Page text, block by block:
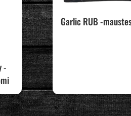
-
Garlic RUB -